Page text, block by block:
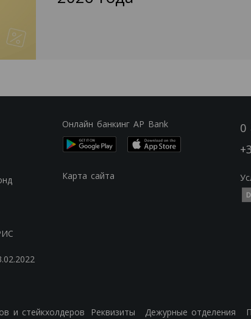
0
Онлайн банкинг AP Bank
Карта сайта
и стейкхолдеров
Реквизиты Дежурные отделения